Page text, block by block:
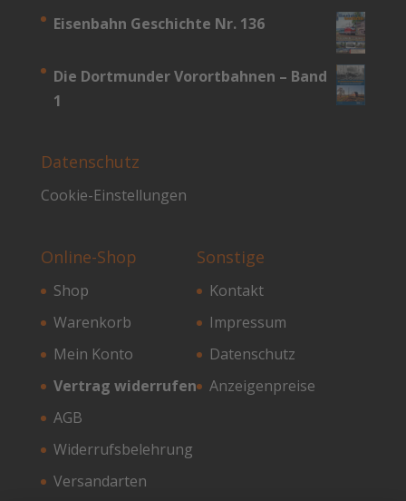
Eisenbahn Geschichte Nr. 136
Die Dortmunder Vorortbahnen – Band
1
Datenschutz
Cookie-Einstellungen
Online-Shop
Shop
Warenkorb
Mein Konto
Vertrag widerrufen
AGB
Widerrufsbelehrung
Versandarten
Sonstige
Kontakt
Impressum
Datenschutz
Anzeigenpreise